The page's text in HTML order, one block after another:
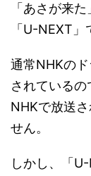
「あさが来
「U-NEXT」
通常NHKの
されている
NHKで放送
せん。
しかし、「